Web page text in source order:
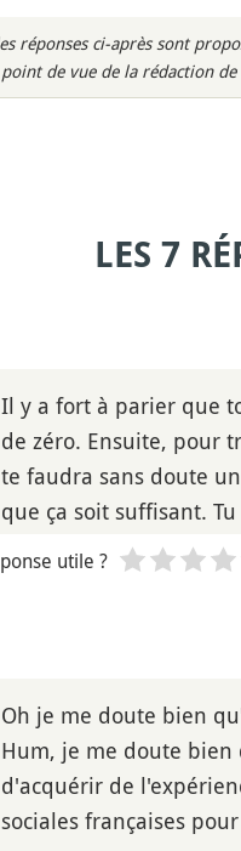
réponses ci-après sont
de vue de la rédaction de
LES 7
Il y a fort à parier que
de zéro. Ensuite, pour
te faudra sans doute
que ça soit suffisant.
utile ?
Oh je me doute bien
Hum, je me doute
d'acquérir de
sociales françaises